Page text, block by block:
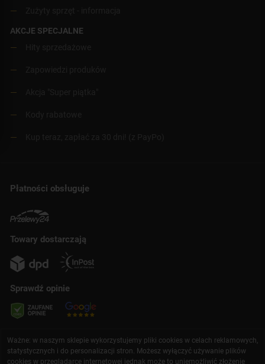
AKCJE SPECJALNE
Płatności obsługuje
Towary dostarczają
Sprawdź opinie
Ważne: w naszym sklepie wykorzystujemy pliki cookies w celach reklamowych,
statystycznych i do personalizacji stron. Możesz wyłączyć używanie plików
cookies w przeglądarce internetowej jednak może to uniemożliwić złożenie